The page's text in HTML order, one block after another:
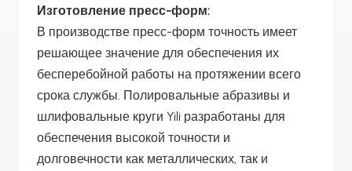
Изготовление пресс-форм:
В производстве пресс-форм точность имеет
решающее значение для обеспечения их
бесперебойной работы на протяжении всего
срока службы. Полировальные абразивы и
шлифовальные круги Yili разработаны для
обеспечения высокой точности и
долговечности как металлических, так и